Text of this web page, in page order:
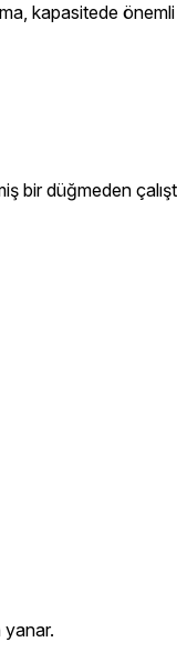
kapasitede
düğmeden
yanar.